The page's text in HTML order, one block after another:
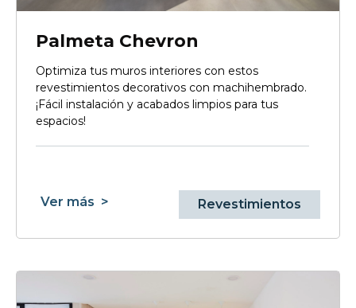
Palmeta Chevron
Optimiza tus muros interiores con estos
revestimientos decorativos con machihembrado.
¡Fácil instalación y acabados limpios para tus
espacios!
Ver más > Revestimientos